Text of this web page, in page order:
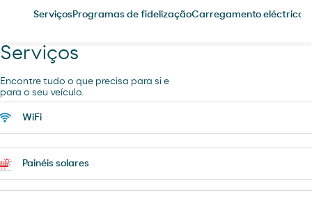
Serviços Programas de fidelizaçãoCarregamento eléctrico
Serviços
Encontre tudo o que precisa para si e
para o seu veículo.
WiFi
Painéis solares